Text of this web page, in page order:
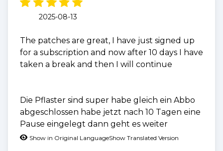
2025-08-13
The patches are great, I have just signed up
for a subscription and now after 10 days I have
taken a break and then I will continue
Die Pflaster sind super habe gleich ein Abbo
abgeschlossen habe jetzt nach 10 Tagen eine
Pause eingelegt dann geht es weiter
Show in Original LanguageShow Translated Version